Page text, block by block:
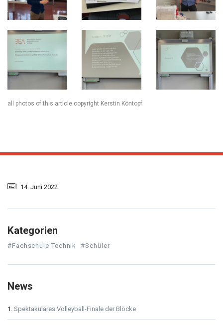
all photos of this article copyright Kerstin Köntopf
14. Juni 2022
Kategorien
#Fachschule Technik #Schüler
News
Spektakuläres Volleyball-Finale der Blöcke